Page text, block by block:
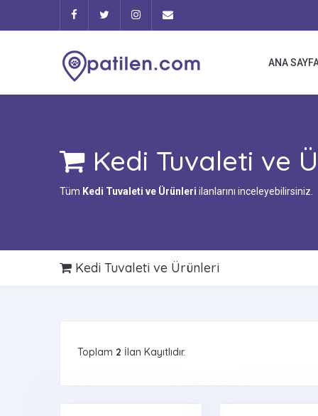
ANA
Kedi Tuvaleti ve
Tüm Kedi Tuvaleti ve Ürünleri ilanlarını inceleyebilirsiniz.
Kedi Tuvaleti ve Ürünleri
Toplam 2 İlan Kayıtlıdır.